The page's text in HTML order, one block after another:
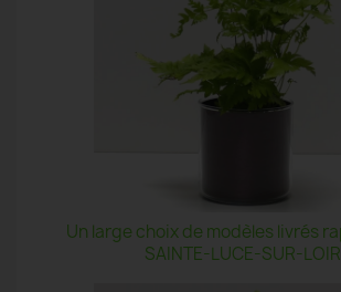
Un large choix de modèles livrés
SAINTE-LUCE-SUR-